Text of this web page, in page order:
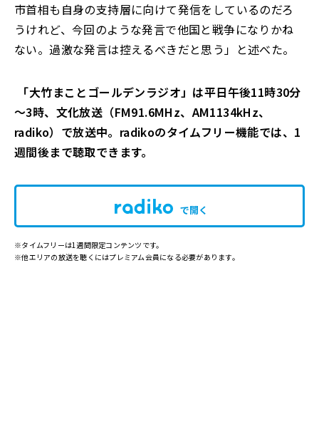
市首相も自身の支持層に向けて発信をしているのだろ
うけれど、今回のような発言で他国と戦争になりかね
ない。過激な発言は控えるべきだと思う」と述べた。
「大竹まことゴールデンラジオ」は平日午後11時30分
～3時、文化放送（FM91.6MHz、AM1134kHz、
radiko）で放送中。radikoのタイムフリー機能では、1
週間後まで聴取できます。
で開く
※タイムフリーは1週間限定コンテンツです。
※他エリアの放送を聴くにはプレミアム会員になる必要があります。